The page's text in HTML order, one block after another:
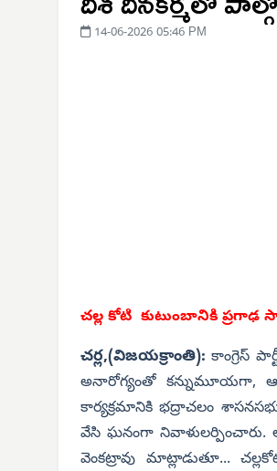
14-06-2026 05:46 PM
చల్ల కోటి కుటుంబానికి ప్రగాఢ
చర్ల,(విజయక్రాంతి):కాంగ్రెస్
అనారోగ్యంతో కన్నుమూయగా,
కార్యక్రమానికి భద్రాచలం
వేసి ఘనంగా నివాళులర్పించారు.
వెంకట్రావు మాట్లాడుతూ...